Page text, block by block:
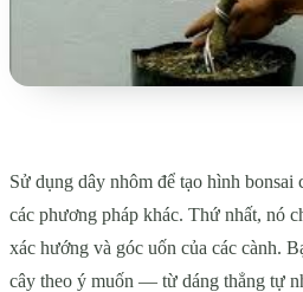
Sử dụng dây nhôm để tạo hình bonsai
các phương pháp khác. Thứ nhất, nó
xác hướng và góc uốn của các cành.
cây theo ý muốn — từ dáng thẳng tự